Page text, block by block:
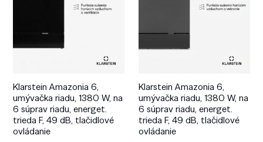
Klarstein Amazonia 6,
umývačka riadu, 1380 W, na
6 súprav riadu, energet.
trieda F, 49 dB, tlačidlové
ovládanie
Klarstein Amazonia 6,
umývačka riadu, 1380 W, na
6 súprav riadu, energet.
trieda F, 49 dB, tlačidlové
ovládanie